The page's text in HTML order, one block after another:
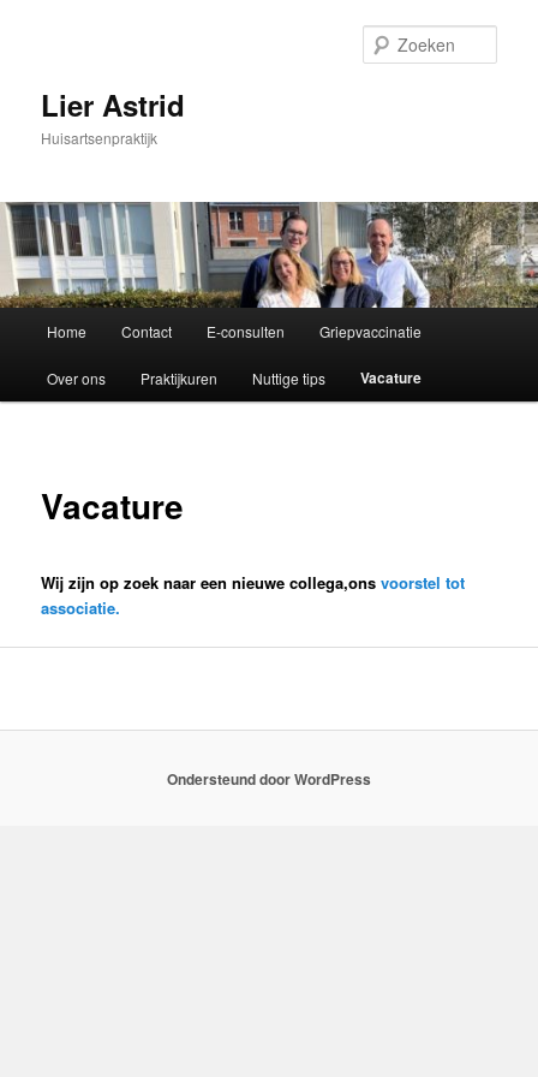
inhoudLier Astrid
Huisartsenpraktijk
Home Contact E-consulten Griepvaccinatie
Over ons Praktijkuren Nuttige tips Vacature
Vacature
Wij zijn op zoek naar een nieuwe collega,onsvoorstel tot
associatie.
Ondersteund door WordPress